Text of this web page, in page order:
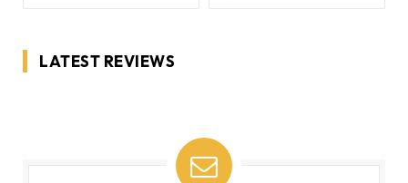
LATEST REVIEWS